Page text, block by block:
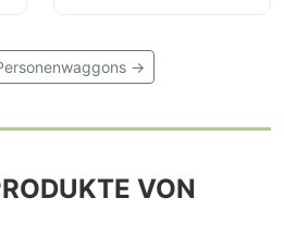
→
VON